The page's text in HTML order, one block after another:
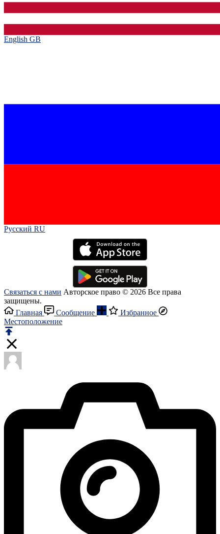
English GB‎
Русский RU‎
Связаться с нами Авторское право © 2026 Все права
защищены.
Главная
Сообщение
Избранное
Местоположение